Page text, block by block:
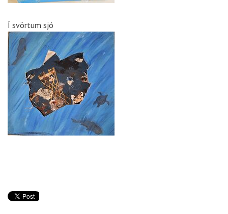
Í svörtum sjó